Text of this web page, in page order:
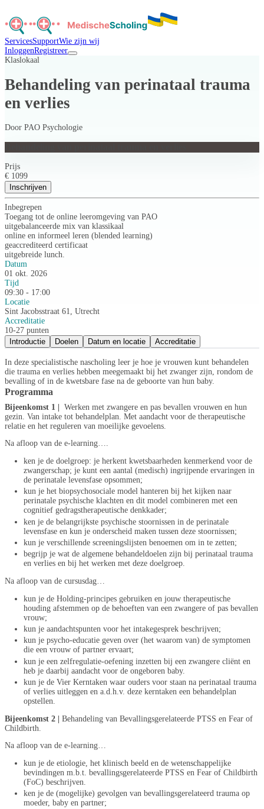
ServicesSupportWie zijn wij
InloggenRegistreer
Klaslokaal
Behandeling van perinataal trauma
en verlies
Door PAO Psychologie
Prijs
€ 1099
Inschrijven
Inbegrepen
Toegang tot de online leeromgeving van PAO
uitgebalanceerde mix van klassikaal
online en informeel leren (blended learning)
geaccrediteerd certificaat
uitgebreide lunch.
Datum
01 okt. 2026
Tijd
09:30 - 17:00
Locatie
Sint Jacobsstraat 61, Utrecht
Accreditatie
10-27 punten
Introductie
Doelen Datum en locatie Accreditatie
In deze specialistische nascholing leer je hoe je vrouwen kunt behandelen
die trauma en verlies hebben meegemaakt bij het zwanger zijn, rondom de
bevalling of in de kwetsbare fase na de geboorte van hun baby.
Programma
Bijeenkomst 1 | Werken met zwangere en pas bevallen vrouwen en hun
gezin. Van intake tot behandelplan. Met aandacht voor de therapeutische
relatie en het reguleren van moeilijke gevoelens.
Na afloop van de e-learning….
ken je de doelgroep: je herkent kwetsbaarheden kenmerkend voor de
zwangerschap; je kunt een aantal (medisch) ingrijpende ervaringen in
de perinatale levensfase opsommen;
kun je het biopsychosociale model hanteren bij het kijken naar
perinatale psychische klachten en dit model combineren met een
cognitief gedragstherapeutische denkkader;
ken je de belangrijkste psychische stoornissen in de perinatale
levensfase en kun je onderscheid maken tussen deze stoornissen;
kun je verschillende screeningslijsten benoemen om in te zetten;
begrijp je wat de algemene behandeldoelen zijn bij perinataal trauma
en verlies en bij het werken met deze doelgroep.
Na afloop van de cursusdag…
kun je de Holding-principes gebruiken en jouw therapeutische
houding afstemmen op de behoeften van een zwangere of pas bevallen
vrouw;
kun je aandachtspunten voor het intakegesprek beschrijven;
kun je psycho-educatie geven over (het waarom van) de symptomen
die een vrouw of partner ervaart;
kun je een zelfregulatie-oefening inzetten bij een zwangere cliënt en
heb je daarbij aandacht voor de ongeboren baby.
kun je de Vier Kerntaken waar ouders voor staan na perinataal trauma
of verlies uitleggen en a.d.h.v. deze kerntaken een behandelplan
opstellen.
Bijeenkomst 2 | Behandeling van Bevallingsgerelateerde PTSS en Fear of
Childbirth.
Na afloop van de e-learning…
kun je de etiologie, het klinisch beeld en de wetenschappelijke
bevindingen m.b.t. bevallingsgerelateerde PTSS en Fear of Childbirth
(FoC) beschrijven.
ken je de (mogelijke) gevolgen van bevallingsgerelateerd trauma op
moeder, baby en partner;